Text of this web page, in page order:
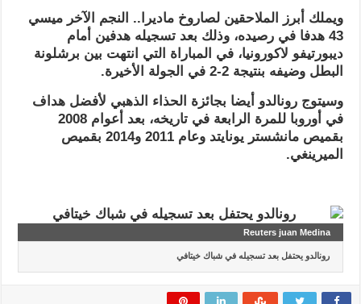
ويملك أبرز الملاحقين لصاروخ ماديرا.. النجم الآخر ميسي
43 هدفا في رصيده، وذلك بعد تسجيله هدفين أمام
ديبورتيفو لاكورونيا، في المباراة التي انتهت بين برشلونة
البطل وضيفه بنتيجة 2-2 في الجولة الأخيرة.
وسيتوج رونالدو أيضا بجائزة الحذاء الذهبي لأفضل هداف
في أوروبا للمرة الرابعة في تاريخه، بعد أعوام 2008
بقميص مانشستر يونايتد وعام 2011 و2014 بقميص
الميرينغي.
Reuters juan Medina
رونالدو يحتفل بعد تسجيله في شباك خيتافي